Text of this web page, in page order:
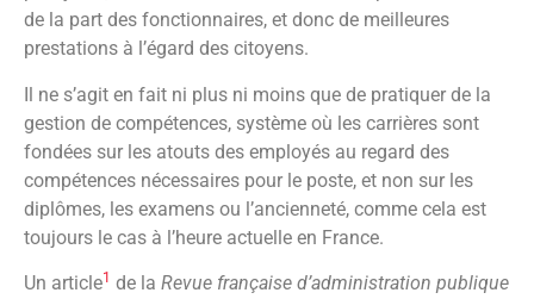
de la part des fonctionnaires, et donc de meilleures
prestations à l’égard des citoyens.
Il ne s’agit en fait ni plus ni moins que de pratiquer de la
gestion de compétences, système où les carrières sont
fondées sur les atouts des employés au regard des
compétences nécessaires pour le poste, et non sur les
diplômes, les examens ou l’ancienneté, comme cela est
toujours le cas à l’heure actuelle en France.
Un article1 de la Revue française d’administration publique